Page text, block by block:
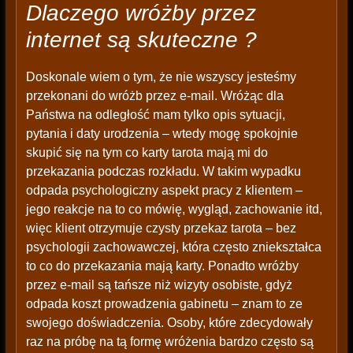
Dlaczego wróżby przez
internet są skuteczne ?
Doskonale wiem o tym, że nie wszyscy jesteśmy
przekonani do wróżb przez e-mail. Wróżąc dla
Państwa na odległość mam tylko opis sytuacji,
pytania i daty urodzenia – wtedy mogę spokojnie
skupić się na tym co karty tarota mają mi do
przekazania podczas rozkładu. W takim wypadku
odpada psychologiczny aspekt pracy z klientem –
jego reakcje na to co mówię, wygląd, zachowanie itd,
więc klient otrzymuje czysty przekaz tarota – bez
psychologii zachowawczej, która często zniekształca
to co do przekazania mają karty. Ponadto wróżby
przez e-mail są tańsze niż wizyty osobiste, gdyż
odpada koszt prowadzenia gabinetu – znam to ze
swojego doświadczenia. Osoby, które zdecydowały
raz na próbę na tą formę wróżenia bardzo często są